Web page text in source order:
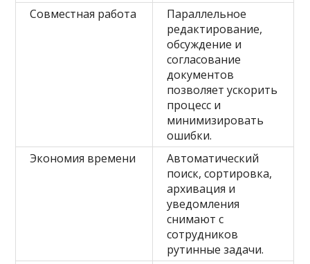
Совместная работа
Параллельное
редактирование,
обсуждение и
согласование
документов
позволяет ускорить
процесс и
минимизировать
ошибки.
Экономия времени
Автоматический
поиск, сортировка,
архивация и
уведомления
снимают с
сотрудников
рутинные задачи.